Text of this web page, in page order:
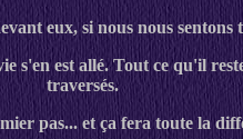
eux, si nous nous
s'en est allé. Tout ce qu'il
traversés.
pas... et ça fera toute la